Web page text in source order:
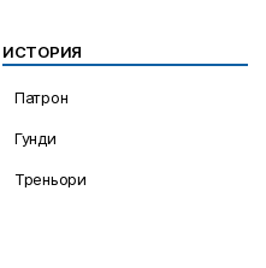
ИСТОРИЯ
Патрон
Гунди
Треньори